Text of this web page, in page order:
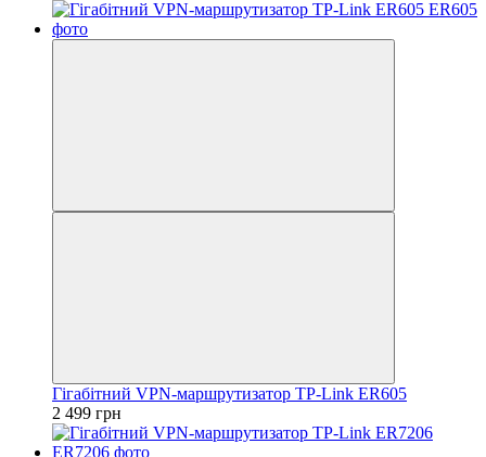
Гiгабiтний VРN-маршрутизатор TP-Link ER605
2 499 грн